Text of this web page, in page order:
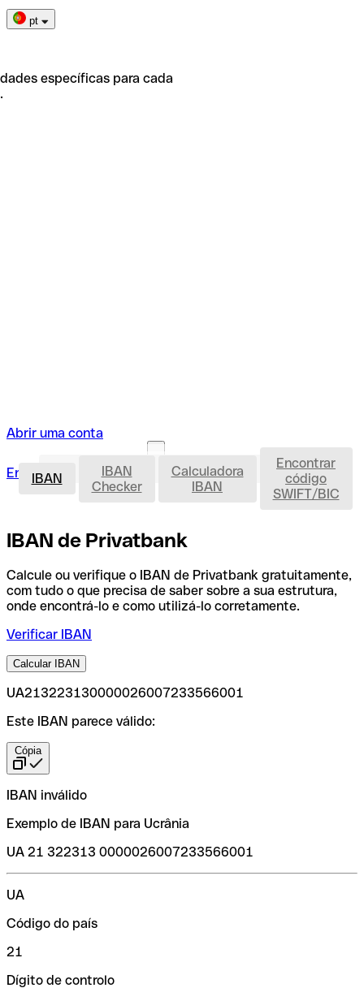
pt
específicas para cada
Abrir uma conta
Entrar Abrir uma conta IBAN
IBAN
IBAN
Checker
Calculadora
IBAN
Encontrar
código
SWIFT/BIC
IBAN de Privatbank
Calcule ou verifique o IBAN de Privatbank gratuitamente,
com tudo o que precisa de saber sobre a sua estrutura,
onde encontrá-lo e como utilizá-lo corretamente.
Verificar IBAN
Calcular IBAN
UA213223130000026007233566001
Este IBAN parece válido:
Cópia
IBAN inválido
Exemplo de IBAN para Ucrânia
UA 21 322313 0000026007233566001
UA
Código do país
21
Dígito de controlo